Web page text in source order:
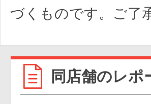
づくものです。ご了
同店舗のレポ